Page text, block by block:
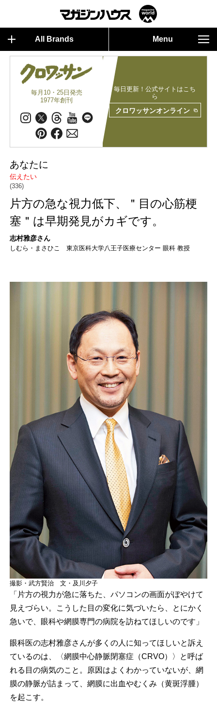
All Brands Menu
毎月10・25日発売
1977年創刊
毎日更新！公式サイトはこち
ら
クロワッサンオンライン
あなたに
伝えたい
(336)
片方の急な視力低下、＂目の心筋梗
塞＂は早期発見がカギです。
志村雅彦さん
しむら・まさひこ 東京医科大学八王子医療センター 眼科 教授
撮影・武方賢治 文・及川夕子
「片方の視力が急に落ちた、パソコンの画面がぼやけて
見えづらい。こうした目の変化に気づいたら、とにかく
急いで、眼科や網膜専門の病院を訪ねてほしいのです」
眼科医の志村雅彦さんが多くの人に知ってほしいと訴え
ているのは、〈網膜中心静脈閉塞症（CRVO）〉と呼ば
れる目の病気のこと。原因はよくわかっていないが、網
膜の静脈が詰まって、網膜に出血やむくみ（黄斑浮腫）
を起こす。